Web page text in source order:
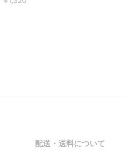
配送・送料について